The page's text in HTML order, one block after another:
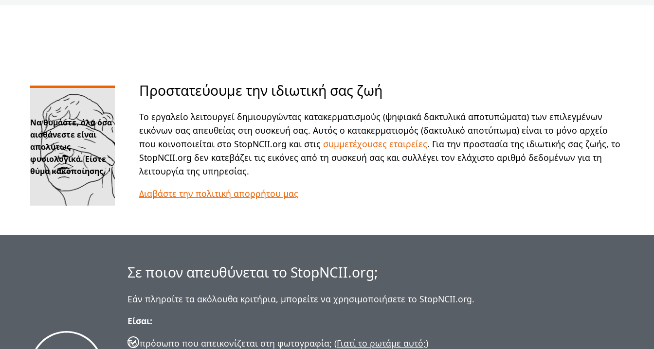
Να θυμάστε, όλα όσα
αισθάνεστε είναι
απολύτως
φυσιολογικά. Είστε
θύμα κακοποίησης.
Προστατεύουμε την ιδιωτική σας ζωή
Το εργαλείο λειτουργεί δημιουργώντας κατακερματισμούς (ψηφιακά δακτυλικά αποτυπώματα) των επιλεγμένων
εικόνων σας απευθείας στη συσκευή σας. Αυτός ο κατακερματισμός (δακτυλικό αποτύπωμα) είναι το μόνο αρχείο
που κοινοποιείται στο StopNCII.org και στις συμμετέχουσες εταιρείες. Για την προστασία της ιδιωτικής σας ζωής, το
StopNCII.org δεν κατεβάζει τις εικόνες από τη συσκευή σας και συλλέγει τον ελάχιστο αριθμό δεδομένων για τη
λειτουργία της υπηρεσίας.
Διαβάστε την πολιτική απορρήτου μας
Σε ποιον απευθύνεται το StopNCII.org;
Εάν πληροίτε τα ακόλουθα κριτήρια, μπορείτε να χρησιμοποιήσετε το StopNCII.org.
Είσαι:
Το πρόσωπο που απεικονίζεται στη φωτογραφία; (Γιατί το ρωτάμε αυτό;)